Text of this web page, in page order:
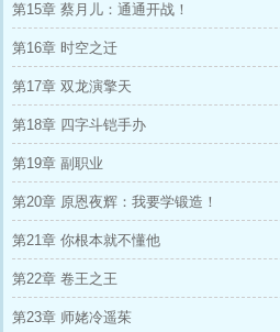
第15章 蔡月儿：通通开战！
第16章 时空之迁
第17章 双龙演擎天
第18章 四字斗铠手办
第19章 副职业
第20章 原恩夜辉：我要学锻造！
第21章 你根本就不懂他
第22章 卷王之王
第23章 师姥冷遥茱